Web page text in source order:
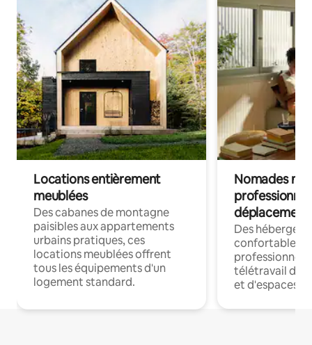
Locations entièrement
meublées
Des cabanes de montagne
paisibles aux appartements
urbains pratiques, ces
locations meublées offrent
tous les équipements d'un
logement standard.
Nomades
déplacement
Des
confortables
professionnels
télétravail
et d'espaces